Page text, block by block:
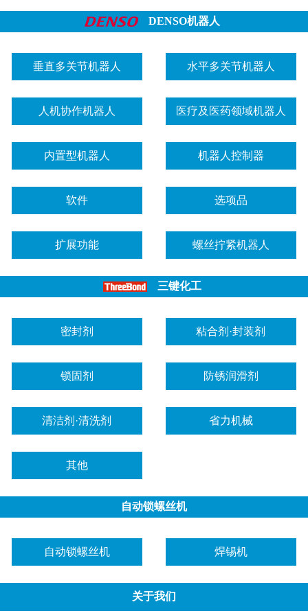
DENSO机器人
垂直多关节机器人 水平多关节机器人
人机协作机器人 医疗及医药领域机器人
内置型机器人 机器人控制器
软件 选项品
扩展功能 螺丝拧紧机器人
三键化工
密封剂 粘合剂·封装剂
锁固剂 防锈润滑剂
清洁剂·清洗剂 省力机械
其他
自动锁螺丝机
自动锁螺丝机 焊锡机
关于我们